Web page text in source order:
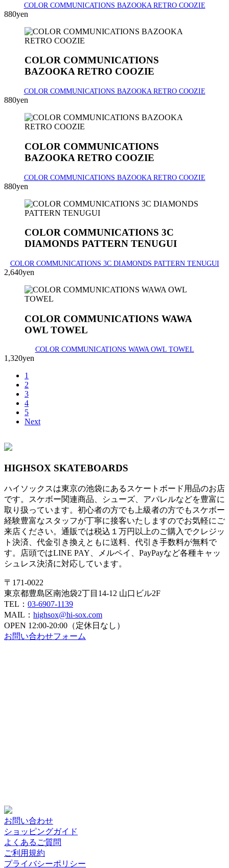
COLOR COMMUNICATIONS BAZOOKA RETRO COOZIE
880yen
COLOR COMMUNICATIONS
BAZOOKA RETRO COOZIE
COLOR COMMUNICATIONS BAZOOKA RETRO COOZIE
880yen
COLOR COMMUNICATIONS
BAZOOKA RETRO COOZIE
COLOR COMMUNICATIONS BAZOOKA RETRO COOZIE
880yen
COLOR COMMUNICATIONS 3C
DIAMONDS PATTERN TENUGUI
COLOR COMMUNICATIONS 3C DIAMONDS PATTERN TENUGUI
2,640yen
COLOR COMMUNICATIONS WAWA
OWL TOWEL
COLOR COMMUNICATIONS WAWA OWL TOWEL
1,320yen
1
2
3
4
5
Next
HIGHSOX SKATEBOARDS
ハイソックスは東京の池袋にあるスケートボード用品のお店
です。スケボー関連商品、シューズ、アパレルなどを豊富に
取り扱っています。初心者の方でも上級者の方でもスケボー
経験豊富なスタッフが丁寧に接客いたしますのでお気軽にご
来店ください。通販では税込１万円以上のご購入でクレジッ
ト決済、代金引き換えともに送料、代引き手数料が無料で
す。店頭ではLINE PAY、メルペイ、PayPayなど各種キャッ
シュレス決済に対応しています。
〒171-0022
東京都豊島区南池袋2丁目14-12 山口ビル2F
TEL： 03-6907-1139
MAIL： highsox@hi-sox.com
OPEN 12:00-20:00（定休日なし）
お問い合わせフォーム
お問い合わせ
ショッピングガイド
よくあるご質問
ご利用規約
プライバシーポリシー